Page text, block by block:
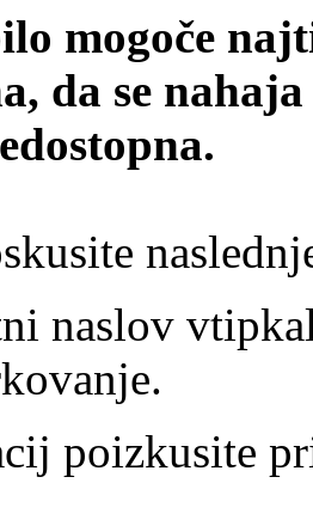
mogoče
da se
naslov
poizkusite